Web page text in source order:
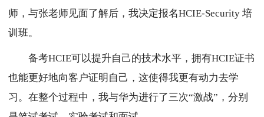
师，与张老师见面了解后，我决定报名HCIE-Security 培
训班。
备考HCIE可以提升自己的技术水平，拥有HCIE证书
也能更好地向客户证明自己，这使得我更有动力去学
习。在整个过程中，我与华为进行了三次“激战”，分别